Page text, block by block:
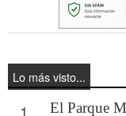
Lo más visto...
1
El Parque